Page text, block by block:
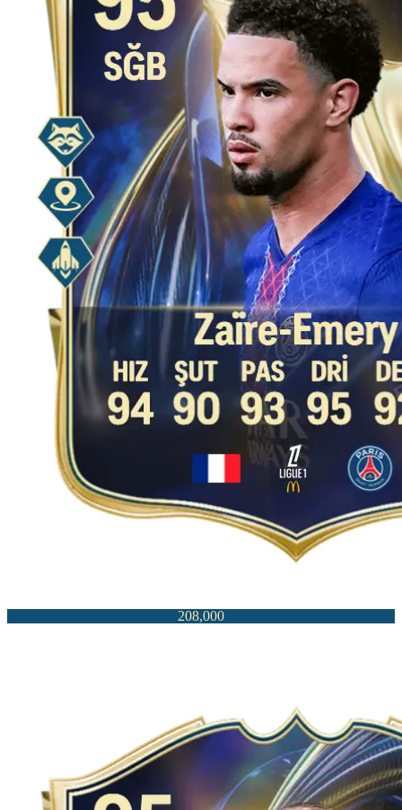
208,000